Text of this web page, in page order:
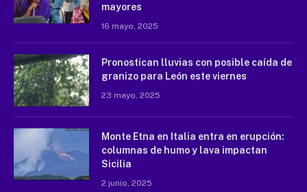
mayores
16 mayo, 2025
Pronostican lluvias con posible caída de
granizo para León este viernes
23 mayo, 2025
Monte Etna en Italia entra en erupción:
columnas de humo y lava impactan
Sicilia
2 junio, 2025